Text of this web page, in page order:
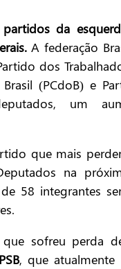
da
A federação
dos
(PCdoB) e
um
que mais
na
58 integrantes
sofreu perda
PSB, que